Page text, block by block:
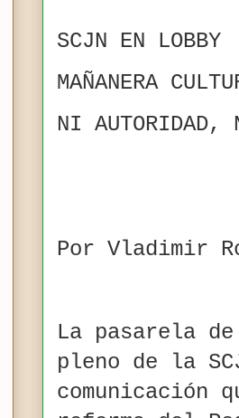
SCJN EN LOBBY
MAÑANERA
NI AUTORIDAD,
Por Vladimir
La pasarela
pleno de la
comunicación